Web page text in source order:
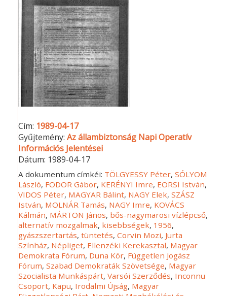
Cím: 1989-04-17
Gyűjtemény:Az állambiztonság Napi Operatív
Információs Jelentései
Dátum: 1989-04-17
A dokumentum címkéi: TÖLGYESSY Péter,SÓLYOM
László, FODOR Gábor, KERÉNYI Imre, EÖRSI István,
VIDOS Péter, MAGYAR Bálint, NAGY Elek,SZÁSZ
István, MOLNÁR Tamás, NAGY Imre, KOVÁCS
Kálmán, MÁRTON János, bős-nagymarosi vízlépcső,
alternatív mozgalmak, kisebbségek, 1956,
gyászszertartás,tüntetés,Corvin Mozi, Jurta
Színház, Népliget, Ellenzéki Kerekasztal, Magyar
Demokrata Fórum, Duna Kör, Független Jogász
Fórum,Szabad Demokraták Szövetsége, Magyar
Szocialista Munkáspárt,Varsói Szerződés, Inconnu
Csoport, Kapu, Irodalmi Újság, Magyar